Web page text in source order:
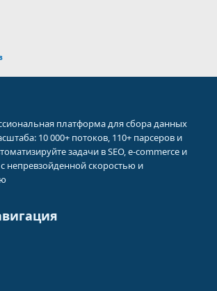
платформа для сбора данных
10 000+ потоков, 110+ парсеров и
задачи в SEO, e-commerce и
непревзойденной скоростью и